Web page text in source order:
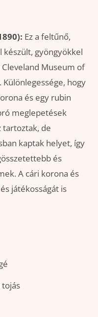
Ez a feltűnő,
készült, gyöngyökkel
Museum of
hogy
és egy rubin
meglepetések
tartoztak, de
kaptak helyet, így
és
A cári korona és
játékosságát is
tojás